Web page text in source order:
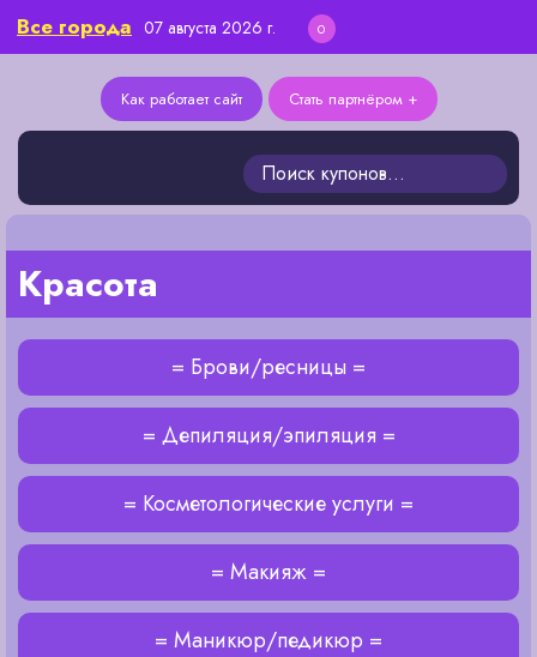
Все города 07 августа 2026 г. 0
Как работает сайт Стать партнёром +
Красота
= Брови/ресницы =
= Депиляция/эпиляция =
= Косметологические услуги =
= Макияж =
= Маникюр/педикюр =